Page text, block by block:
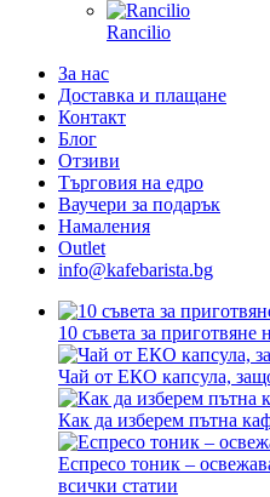
Rancilio
За нас
Доставка и плащане
Контакт
Блог
Отзиви
Търговия на едро
Ваучери за подарък
Намаления
Outlet
info@kafebarista.bg
10 съвета за приготвяне
Чай от ЕКО капсула,
Как да изберем пътна
Еспресо тоник –
всички статии